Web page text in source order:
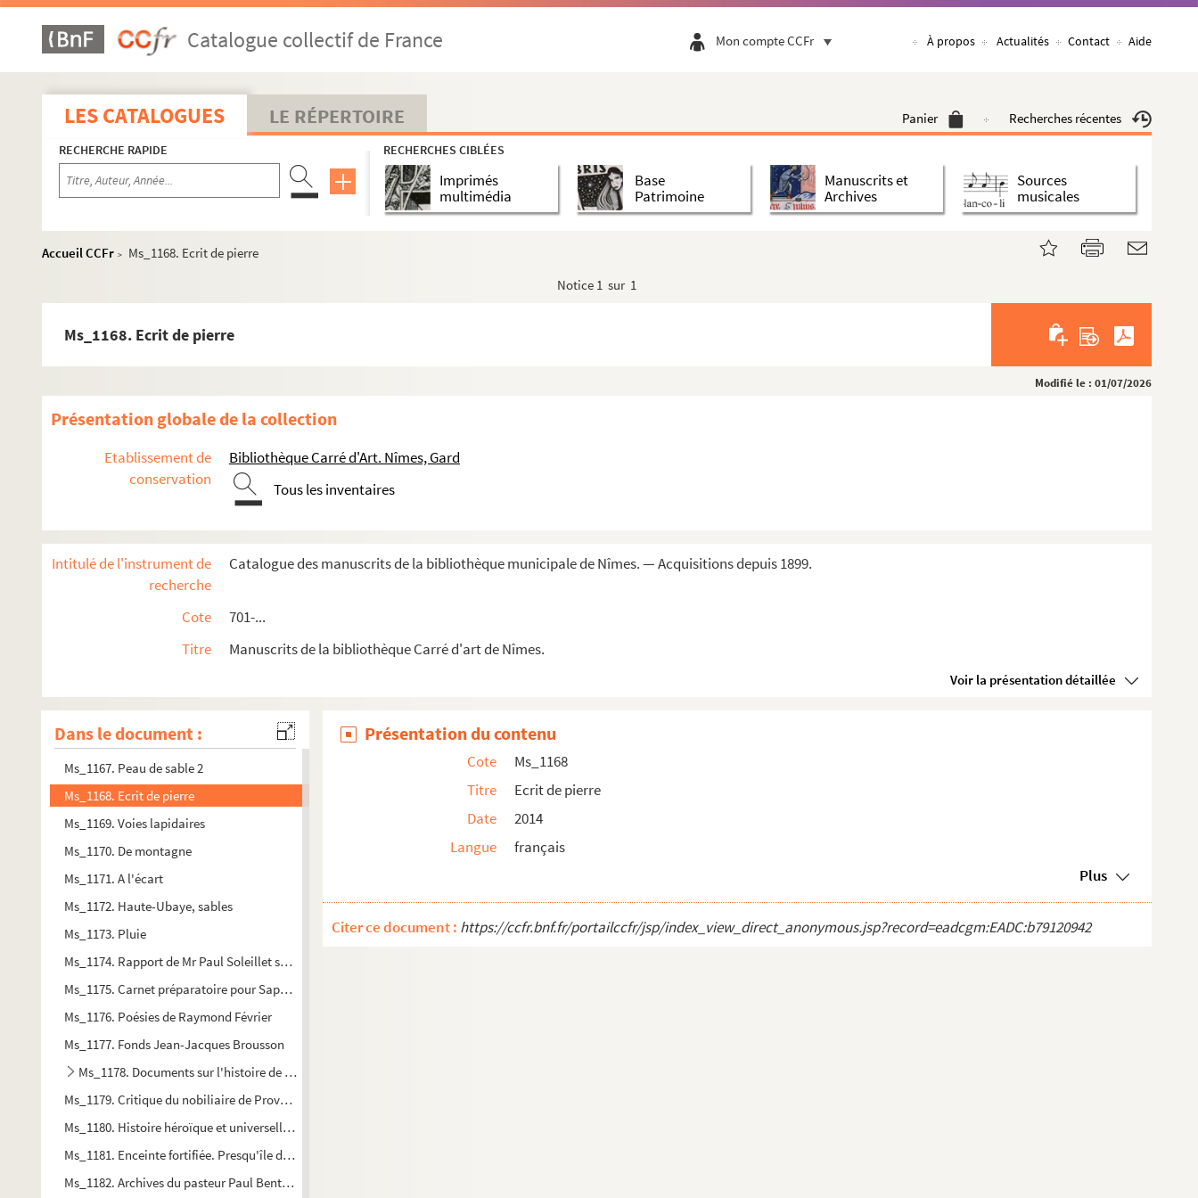
Catalogue collectif de France Mon compte CCFr À propos Actualités Contact Aide
LES CATALOGUES LE RÉPERTOIRE Panier Recherches récentes
RECHERCHE RAPIDE RECHERCHES CIBLÉES
Imprimés
multimédia
Base
Patrimoine
Manuscrits et
Archives
Sources
musicales
Accueil CCFr >
Ms_1168. Ecrit de pierre
Notice 1 sur 1
Ms_1168. Ecrit de pierre
Modifié le : 01/07/2026
Présentation globale de la collection
Etablissement de
conservation
Bibliothèque Carré d'Art. Nîmes, Gard
Tous les inventaires
Intitulé de l'instrument de
recherche
Catalogue des manuscrits de la bibliothèque municipale de Nîmes. — Acquisitions depuis 1899.
Cote
701-...
Titre
Manuscrits de la bibliothèque Carré d'art de Nîmes.
Voir la présentation détaillée
Dans le document :
Ms_1139. Lettre de Jean Reboul à Louis Astoin
Ms_1140. « Etude sur la condition des personnes et des terres dans le Bas-Languedoc du Xème au XIIIème siècle...
Ms_1141. Fonds Raymond Huard.
Ms_1142. « Recueil Hymnes Odes et chansons républicaines patriotiques et autres »
Ms_1143. « L'Angonie d'un Temps »
Ms_1144. Cours de Droit du Moyen Age
Ms_1145. Archives la Société d'étude des sciences naturelles de Nîmes
Ms_1150. Musique et partitions en lien avec l'évêché de Nîmes
Ms_1153. Fonds Jean-Marc Roger
Ms_1155. Fonds Lucie Mazauric
Ms_1157. Manuscrits littéraires de Louis Payen
Ms_1159. Manuscrits de Julia Daudet
Ms_1160. Lettre de Pleindoux père à Geoffroy Saint-Hilaire sur les causes des monstruosités
Ms_1163. Fragment d'un livre d'heures
Ms_1165. Billet de Léon Daudet au sujet de l'élection d'un membre de l'Académie Goncourt
Ms_1166. La belle aux bois du temps
Ms_1167. Peau de sable 2
Ms_1168. Ecrit de pierre
Ms_1169. Voies lapidaires
Ms_1170. De montagne
Ms_1171. A l'écart
Ms_1172. Haute-Ubaye, sables
Ms_1173. Pluie
Ms_1174. Rapport de Mr Paul Soleillet sur l'exploration commerciale du Sahara
Ms_1175. Carnet préparatoire pour Sapho d'Alphonse Daudet
Ms_1176. Poésies de Raymond Février
Ms_1177. Fonds Jean-Jacques Brousson
Ms_1178. Documents sur l'histoire de Nîmes
Ms_1179. Critique du nobiliaire de Provence par M. Barcillon de Mauvans
Ms_1180. Histoire héroïque et universelle de la noblesse de Provence
Ms_1181. Enceinte fortifiée. Presqu'île de Ducos. Déportation. Matricule des déportés
Ms_1182. Archives du pasteur Paul Bentkovski
Présentation du contenu
Cote
Ms_1168
Titre
Ecrit de pierre
Date
2014
Langue
français
Plus
Citer ce document : https://ccfr.bnf.fr/portailccfr/jsp/index_view_direct_anonymous.jsp?record=eadcgm:EADC:b79120942